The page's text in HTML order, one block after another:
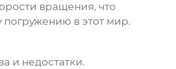
вращения, что
погружению в этот мир.
и недостатки.